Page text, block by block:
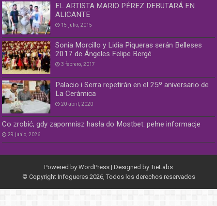
EL ARTISTA MARIO PÉREZ DEBUTARÁ EN
ALICANTE
15 julio, 2015
Sonia Morcillo y Lidia Piqueras serán Belleses
2017 de Ángeles Felipe Bergé
3 febrero, 2017
Palacio i Serra repetirán en el 25º aniversario de
La Ceràmica
20 abril, 2020
Co zrobić, gdy zapomnisz hasła do Mostbet: pełne informacje
29 junio, 2026
Powered by WordPress | Designed by TieLabs
© Copyright Infogueres 2026, Todos los derechos reservados